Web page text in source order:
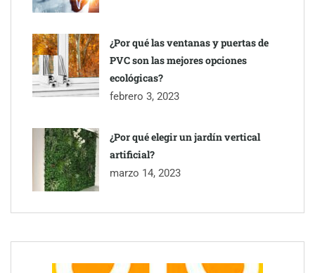
¿Por qué las ventanas y puertas de
PVC son las mejores opciones
ecológicas?
febrero 3, 2023
¿Por qué elegir un jardín vertical
artificial?
marzo 14, 2023